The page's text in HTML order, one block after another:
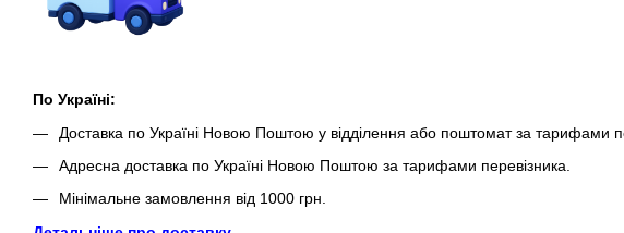
По Україні:
Доставка по Україні Новою Поштою у відділення або поштомат за тарифами
Адресна доставка по Україні Новою Поштою за тарифами перевізника.
Мінімальне замовлення від 1000 грн.